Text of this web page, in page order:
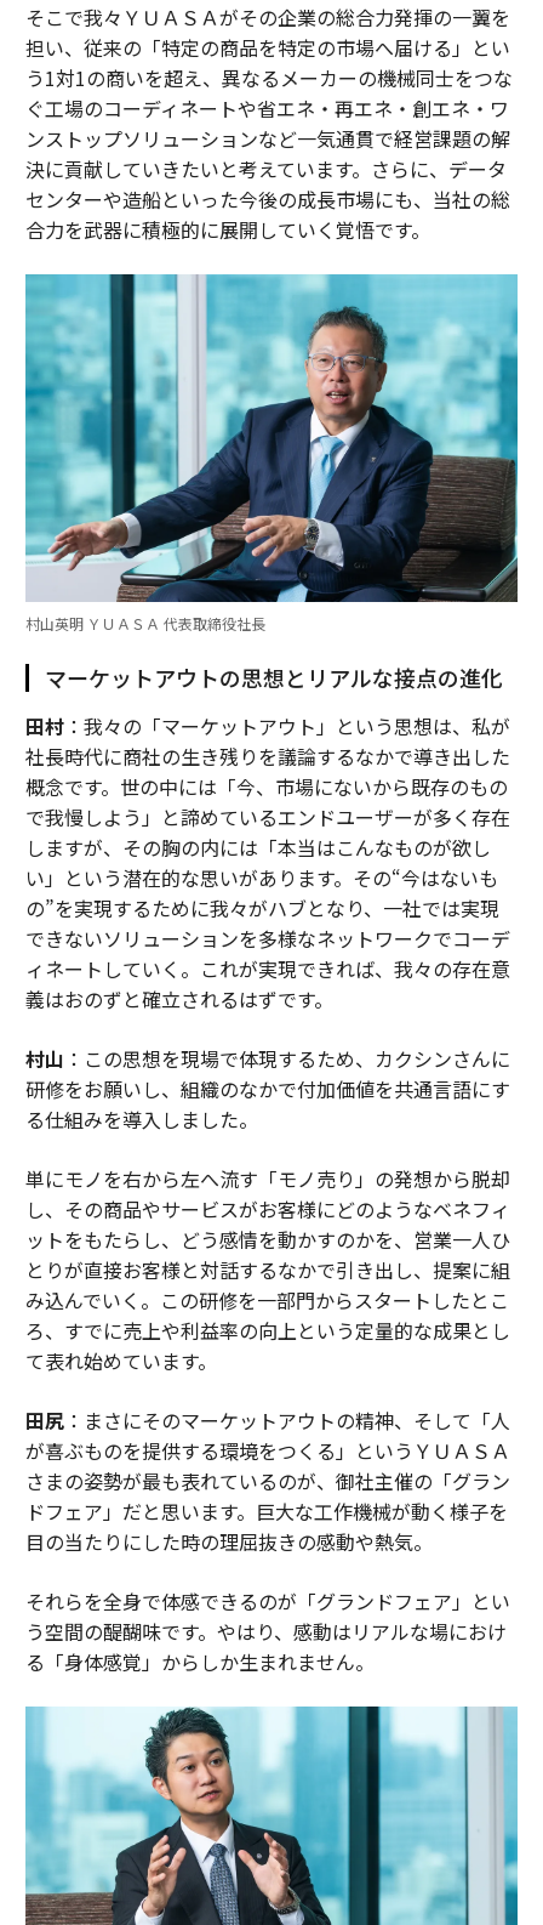
そこで我々ＹＵＡＳＡがその企業の総合力発揮の一翼を
担い、従来の「特定の商品を特定の市場へ届ける」とい
う1対1の商いを超え、異なるメーカーの機械同士をつな
ぐ工場のコーディネートや省エネ・再エネ・創エネ・ワ
ンストップソリューションなど一気通貫で経営課題の解
決に貢献していきたいと考えています。さらに、データ
センターや造船といった今後の成長市場にも、当社の総
合力を武器に積極的に展開していく覚悟です。
村山英明 ＹＵＡＳＡ 代表取締役社長
マーケットアウトの思想とリアルな接点の進化
田村：我々の「マーケットアウト」という思想は、私が
社長時代に商社の生き残りを議論するなかで導き出した
概念です。世の中には「今、市場にないから既存のもの
で我慢しよう」と諦めているエンドユーザーが多く存在
しますが、その胸の内には「本当はこんなものが欲し
い」という潜在的な思いがあります。その“今はないも
の”を実現するために我々がハブとなり、一社では実現
できないソリューションを多様なネットワークでコーデ
ィネートしていく。これが実現できれば、我々の存在意
義はおのずと確立されるはずです。
村山 ：この思想を現場で体現するため、カクシンさんに
研修をお願いし、組織のなかで付加価値を共通言語にす
る仕組みを導入しました。
単にモノを右から左へ流す「モノ売り」の発想から脱却
し、その商品やサービスがお客様にどのようなベネフィ
ットをもたらし、どう感情を動かすのかを、営業一人ひ
とりが直接お客様と対話するなかで引き出し、提案に組
み込んでいく。この研修を一部門からスタートしたとこ
ろ、すでに売上や利益率の向上という定量的な成果とし
て表れ始めています。
田尻：まさにそのマーケットアウトの精神、そして「人
が喜ぶものを提供する環境をつくる」というＹＵＡＳＡ
さまの姿勢が最も表れているのが、御社主催の「グラン
ドフェア」だと思います。巨大な工作機械が動く様子を
目の当たりにした時の理屈抜きの感動や熱気。
それらを全身で体感できるのが「グランドフェア」とい
う空間の醍醐味です。やはり、感動はリアルな場におけ
る「身体感覚」からしか生まれません。